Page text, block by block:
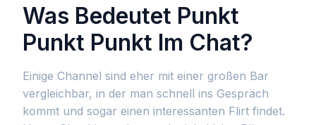
Was Bedeutet Punkt
Punkt Punkt Im Chat?
Einige Channel sind eher mit einer großen Bar
vergleichbar, in der man schnell ins Gespräch
kommt und sogar einen interessanten Flirt findet.